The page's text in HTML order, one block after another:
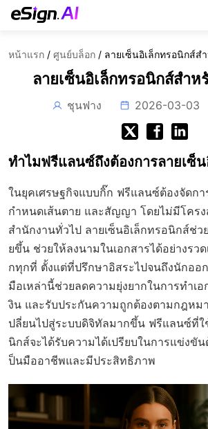
หน้าแรก / ศูนย์บล็อก / ลายเซ็นอิเล็กทรอนิกส์ส
ลายเซ็นอิเล็กทรอนิกส์สำ
ชุนฟาง 2026-03-03
ทำไมฟรีแลนซ์ถึงต้องการลายเซ็
ในยุคเศรษฐกิจแบบกิ๊ก ฟรีแลนซ์ต้องจัดก
กำหนดเส้นตาย และสัญญา โดยไม่มีโคร
สำนักงานทั่วไป ลายเซ็นอิเล็กทรอนิกส์ช่ว
ยขึ้น ช่วยให้ลงนามในเอกสารได้อย่างรว
กทุกที่ ตั้งแต่ที่ปรึกษาอิสระไปจนถึงนักออ
มือเหล่านี้ช่วยลดความยุ่งยากในการทำเอ
งิน และรับประกันความถูกต้องตามกฎหมา
ปลี่ยนไปสู่ระบบดิจิทัลมากขึ้น ฟรีแลนซ์ที่ใ
นิกส์จะได้รับความได้เปรียบในการแข่งขั
ป็นมืออาชีพและมีประสิทธิภาพ